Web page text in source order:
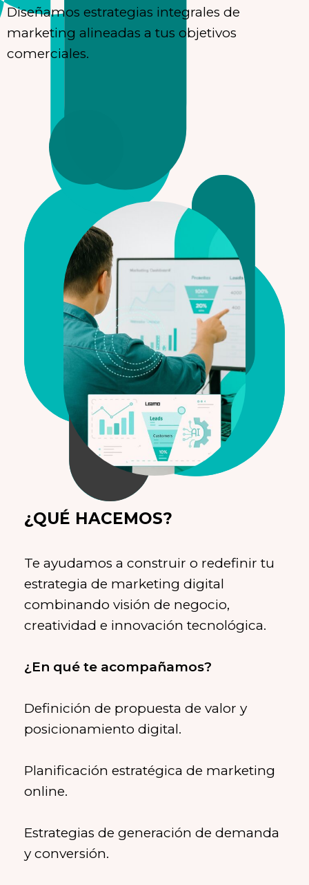
Diseñamos estrategias integrales de
marketing alineadas a tus objetivos
comerciales.
¿QUÉ HACEMOS?
Te ayudamos a construir o redefinir tu
estrategia de marketing digital
combinando visión de negocio,
creatividad e innovación tecnológica.
Definición de propuesta de valor y
posicionamiento digital.
Planificación estratégica de marketing
online.
Estrategias de generación de demanda
y conversión.